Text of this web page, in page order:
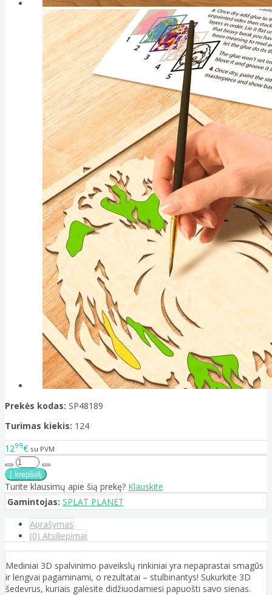
Prekės kodas: SP48189
Turimas kiekis: 124
1299€ su PVM
Turite klausimų apie šią prekę? Klauskite
Gamintojas: SPLAT PLANET
Aprašymas
(0) Atsiliepimai
Mediniai 3D spalvinimo paveikslų rinkiniai yra nepaprastai smagūs
ir lengvai pagaminami, o rezultatai – stulbinantys! Sukurkite 3D
šedevrus, kuriais galėsite didžiuodamiesi papuošti savo sienas.